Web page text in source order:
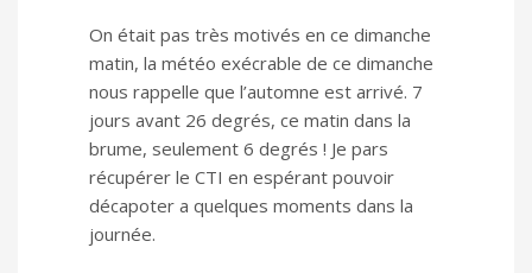
On était pas très motivés en ce dimanche
matin, la météo exécrable de ce dimanche
nous rappelle que l’automne est arrivé. 7
jours avant 26 degrés, ce matin dans la
brume, seulement 6 degrés ! Je pars
récupérer le CTI en espérant pouvoir
décapoter a quelques moments dans la
journée.